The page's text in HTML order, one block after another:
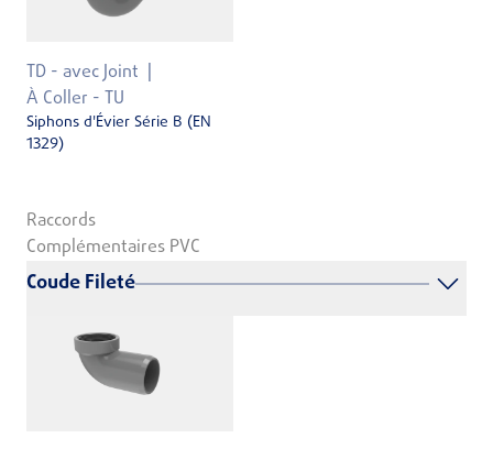
TD - avec Joint
À Coller - TU
Siphons d'Évier Série B (EN
1329)
Raccords
Complémentaires PVC
Coude Fileté